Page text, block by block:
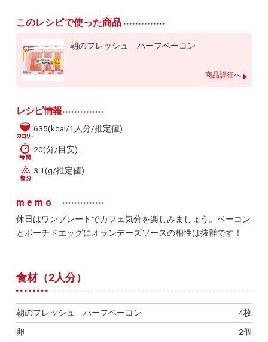
このレシピで使った商品
朝のフレッシュ ハーフベーコン
商品詳細へ
レシピ情報
635(kcal/1人分/推定値)
20(分/目安)
3.1(g/推定値)
memo
休日はワンプレートでカフェ気分を楽しみましょう。ベーコン
とポーチドエッグにオランデーズソースの相性は抜群です！
食材（2人分）
朝のフレッシュ ハーフベーコン
4枚
卵
2個